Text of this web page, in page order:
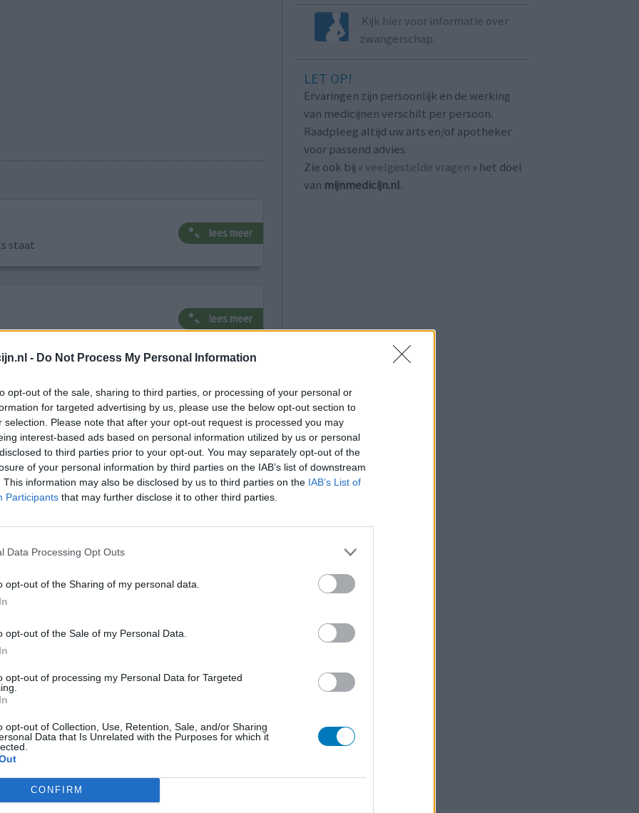
- Do Not Process My Personal Information
opt-out of the sale, sharing to third parties, or processing of your personal or
for targeted advertising by us, please use the below opt-out section to
selection. Please note that after your opt-out request is processed you may
interest-based ads based on personal information utilized by us or personal
to third parties prior to your opt-out. You may separately opt-out of the
of your personal information by third parties on the IAB’s list of downstream
This information may also be disclosed by us to third parties on the IAB’s List of
Participants that may further disclose it to other third parties.
Data Processing Opt Outs
opt-out of the Sharing of my personal data.
opt-out of the Sale of my Personal Data.
opt-out of processing my Personal Data for Targeted
opt-out of Collection, Use, Retention, Sale, and/or Sharing
Data that Is Unrelated with the Purposes for which it
CONFIRM
staat
lees meer
lees meer
7
Effectiviteit
Ik had de
ik sliep rustiger en de levendige dromen
Kijk hier voor informatie over
zwangerschap.
LET OP!
Ervaringen zijn persoonlijk en de werking
van medicijnen verschilt per persoon.
Raadpleeg altijd uw arts en/of apotheker
voor passend advies.
Zie ook bij « veelgestelde vragen » het doel
van mijnmedicijn.nl.